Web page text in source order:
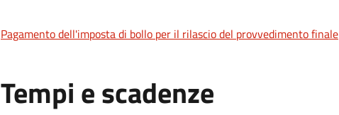
Pagamento dell'imposta di bollo per il rilascio del provvedimento finale
Tempi e scadenze